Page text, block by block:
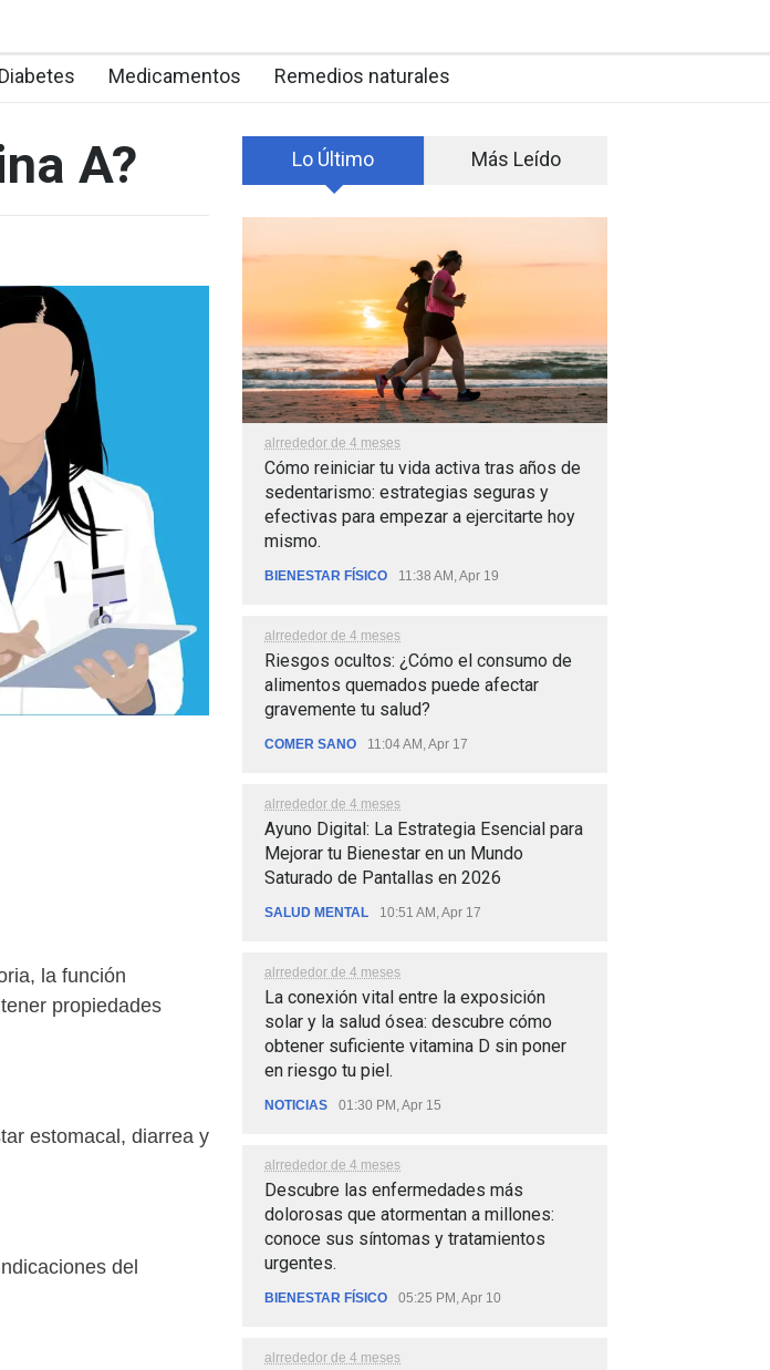
Diabetes Medicamentos Remedios naturales
A?
la función
propiedades
estomacal, diarrea y
del
Lo Último Más Leído
alrrededor de 4 meses
Cómo reiniciar tu vida activa tras años de
sedentarismo: estrategias seguras y
efectivas para empezar a ejercitarte hoy
mismo.
BIENESTAR FÍSICO 11:38 AM, Apr 19
alrrededor de 4 meses
Riesgos ocultos: ¿Cómo el consumo de
alimentos quemados puede afectar
gravemente tu salud?
COMER SANO 11:04 AM, Apr 17
alrrededor de 4 meses
Ayuno Digital: La Estrategia Esencial para
Mejorar tu Bienestar en un Mundo
Saturado de Pantallas en 2026
SALUD MENTAL 10:51 AM, Apr 17
alrrededor de 4 meses
La conexión vital entre la exposición
solar y la salud ósea: descubre cómo
obtener suficiente vitamina D sin poner
en riesgo tu piel.
NOTICIAS 01:30 PM, Apr 15
alrrededor de 4 meses
Descubre las enfermedades más
dolorosas que atormentan a millones:
conoce sus síntomas y tratamientos
urgentes.
BIENESTAR FÍSICO 05:25 PM, Apr 10
alrrededor de 4 meses